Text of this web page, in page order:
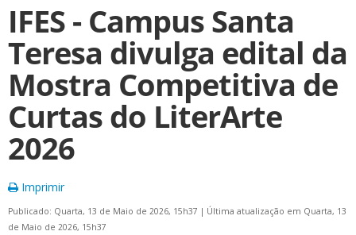
IFES - Campus Santa
Teresa divulga edital da
Mostra Competitiva de
Curtas do LiterArte
2026
Imprimir
Publicado: Quarta, 13 de Maio de 2026, 15h37 | Última atualização em Quarta, 13
de Maio de 2026, 15h37